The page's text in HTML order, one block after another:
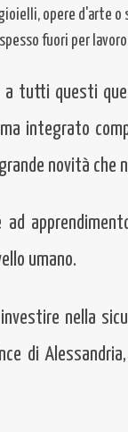
opere d'arte
fuori per
tutti questi
integrato
novità
ad
umano.
nella
di